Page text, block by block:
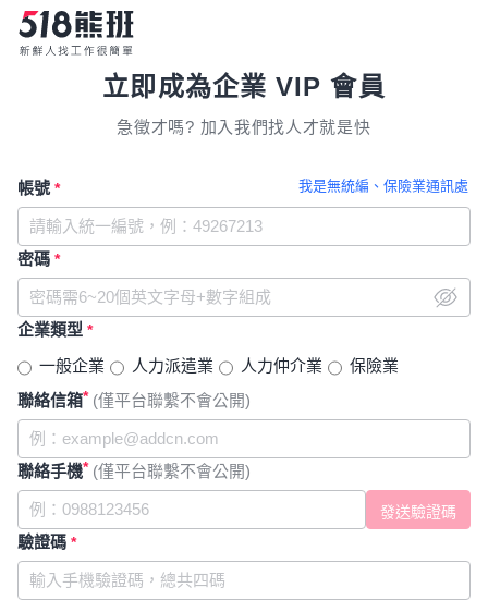
立即成為企業 VIP 會員
急徵才嗎? 加入我們找人才就是快
我是無統編、保險業通訊處
帳號 *
密碼 *
企業類型 *
一般企業 人力派遣業 人力仲介業
保險業
聯絡信箱* (僅平台聯繫不會公開)
聯絡手機* (僅平台聯繫不會公開)
驗證碼 *